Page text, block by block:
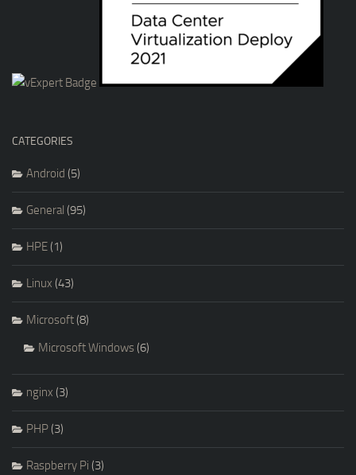
CATEGORIES
Android (5)
General (95)
HPE(1)
Linux (43)
Microsoft(8)
Microsoft Windows(6)
nginx (3)
PHP(3)
Raspberry Pi (3)